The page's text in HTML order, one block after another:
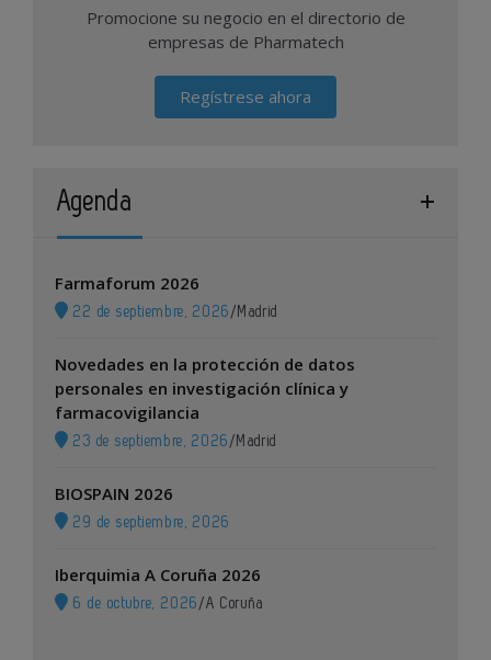
Promocione su negocio en el directorio de
empresas de Pharmatech
Regístrese ahora
Agenda
Farmaforum 2026
22 de septiembre, 2026 / Madrid
Novedades en la protección de datos
personales en investigación clínica y
farmacovigilancia
23 de septiembre, 2026 / Madrid
BIOSPAIN 2026
29 de septiembre, 2026
Iberquimia A Coruña 2026
6 de octubre, 2026 /A Coruña